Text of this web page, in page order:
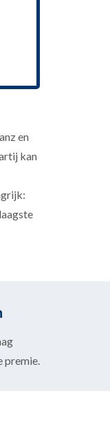
en
kan
premie.